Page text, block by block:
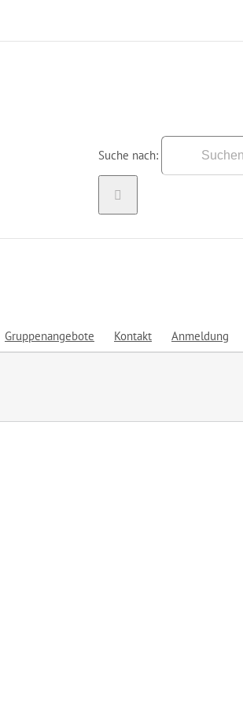
Suche nach:
Gruppenangebote Kontakt Anmeldung